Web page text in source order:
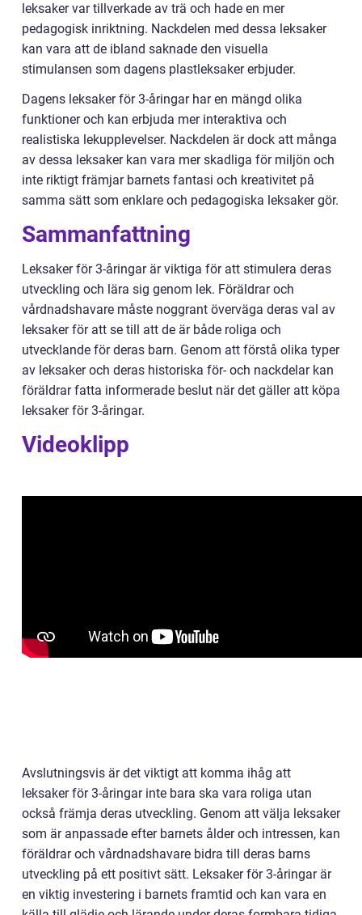
leksaker var tillverkade av trä och hade en mer
pedagogisk inriktning. Nackdelen med dessa leksaker
kan vara att de ibland saknade den visuella
stimulansen som dagens plastleksaker erbjuder.
Dagens leksaker för 3-åringar har en mängd olika
funktioner och kan erbjuda mer interaktiva och
realistiska lekupplevelser. Nackdelen är dock att många
av dessa leksaker kan vara mer skadliga för miljön och
inte riktigt främjar barnets fantasi och kreativitet på
samma sätt som enklare och pedagogiska leksaker gör.
Sammanfattning
Leksaker för 3-åringar är viktiga för att stimulera deras
utveckling och lära sig genom lek. Föräldrar och
vårdnadshavare måste noggrant överväga deras val av
leksaker för att se till att de är både roliga och
utvecklande för deras barn. Genom att förstå olika typer
av leksaker och deras historiska för- och nackdelar kan
föräldrar fatta informerade beslut när det gäller att köpa
leksaker för 3-åringar.
Videoklipp
Avslutningsvis är det viktigt att komma ihåg att
leksaker för 3-åringar inte bara ska vara roliga utan
också främja deras utveckling. Genom att välja leksaker
som är anpassade efter barnets ålder och intressen, kan
föräldrar och vårdnadshavare bidra till deras barns
utveckling på ett positivt sätt. Leksaker för 3-åringar är
en viktig investering i barnets framtid och kan vara en